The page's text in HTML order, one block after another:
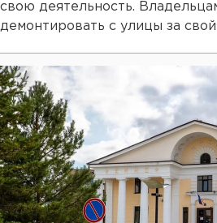
свою деятельность.
демонтировать с улицы за свой